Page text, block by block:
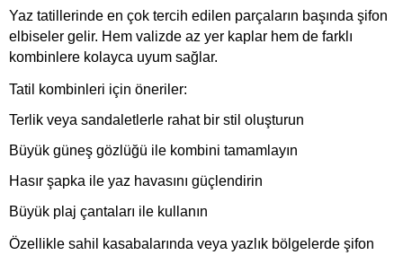
Yaz tatillerinde en çok tercih edilen parçaların başında şifon
elbiseler gelir. Hem valizde az yer kaplar hem de farklı
kombinlere kolayca uyum sağlar.
Tatil kombinleri için öneriler:
Terlik veya sandaletlerle rahat bir stil oluşturun
Büyük güneş gözlüğü ile kombini tamamlayın
Hasır şapka ile yaz havasını güçlendirin
Büyük plaj çantaları ile kullanın
Özellikle sahil kasabalarında veya yazlık bölgelerde şifon